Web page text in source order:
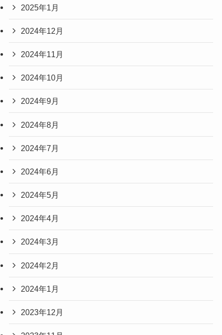
2025年1月
2024年12月
2024年11月
2024年10月
2024年9月
2024年8月
2024年7月
2024年6月
2024年5月
2024年4月
2024年3月
2024年2月
2024年1月
2023年12月